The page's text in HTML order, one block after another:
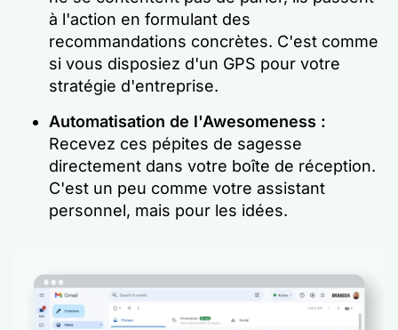
à l'action en formulant des
recommandations concrètes. C'est comme
si vous disposiez d'un GPS pour votre
stratégie d'entreprise.
Automatisation de l'Awesomeness :
Recevez ces pépites de sagesse
directement dans votre boîte de réception.
C'est un peu comme votre assistant
personnel, mais pour les idées.